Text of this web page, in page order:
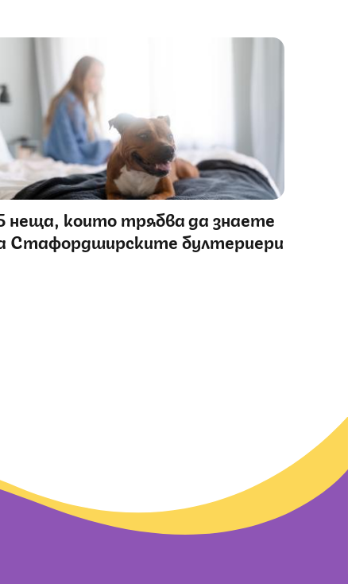
неща, които трябва да знаете
Стафордширските бултериери